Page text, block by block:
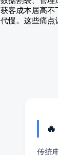
获客成本居高不
代慢。这些痛点
传统